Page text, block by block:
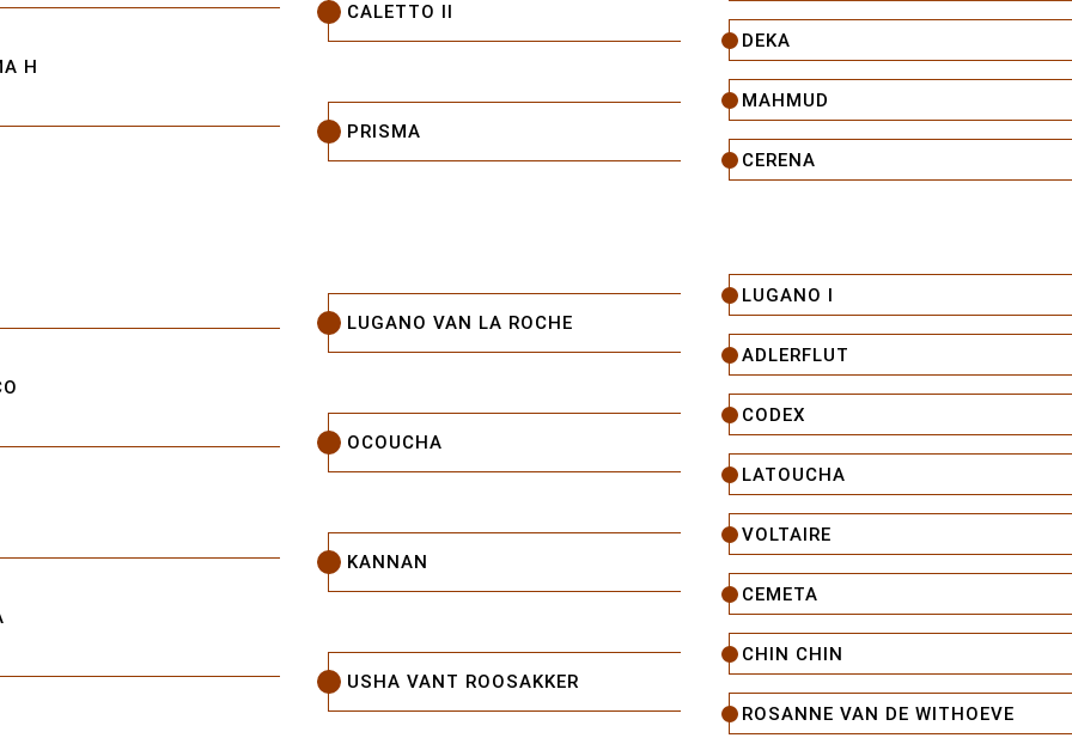
H
CALETTO II
PRISMA
LUGANO VAN LA ROCHE
OCOUCHA
KANNAN
USHA VANT ROOSAKKER
DEKA
MAHMUD
CERENA
LUGANO I
ADLERFLUT
CODEX
LATOUCHA
VOLTAIRE
CEMETA
CHIN CHIN
ROSANNE VAN DE WITHOEVE